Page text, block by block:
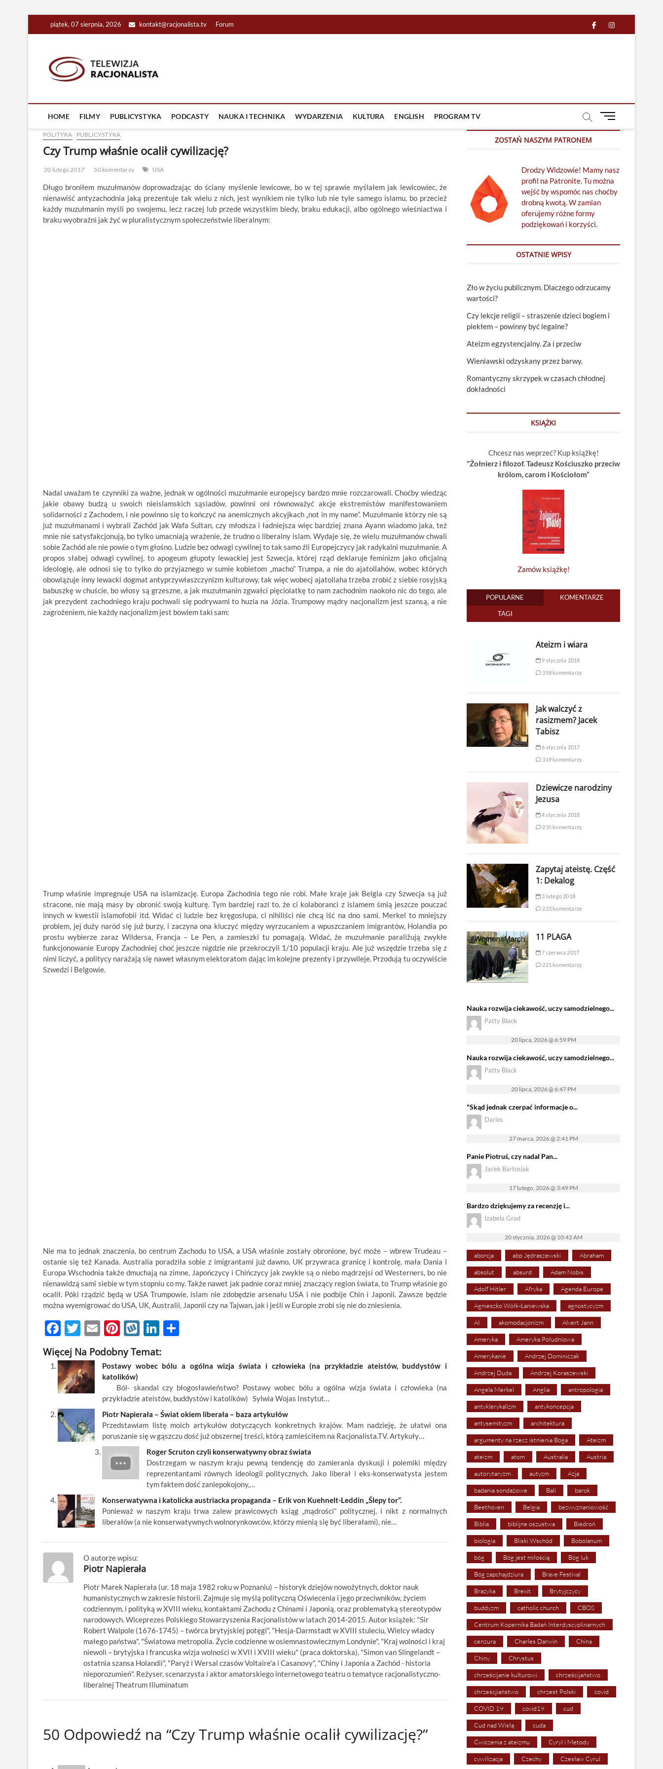
piątek, 07 sierpnia, 2026 kontakt@racjonalista.tv Forum facebook
in
HOME FILMY PUBLICYSTYKA PODCASTY NAUKA I TECHNIKA WYDARZENIA KULTURA ENGLISH PROGRAM TV
M
u
u
t
t
POLITYKA PUBLICYSTYKA
Czy Trump właśnie ocalił cywilizację?
20 lutego 2017 50 komentarzy USA
Długo broniłem muzułmanów doprowadzając do ściany myślenie lewicowe, bo w tej sprawie myślałem jak lewicowiec, że
nienawiść antyzachodnia jaką prezentuje tak wielu z nich, jest wynikiem nie tylko lub nie tyle samego islamu, bo przecież
każdy muzułmanin myśli po swojemu, lecz raczej lub przede wszystkim biedy, braku edukacji, albo ogólnego wieśniactwa i
braku wyobraźni jak żyć w pluralistycznym społeczeństwie liberalnym:
Nadal uważam te czynniki za ważne, jednak w ogólności muzułmanie europejscy bardzo mnie rozczarowali. Choćby wiedząc
jakie obawy budzą u swoich nieislamskich sąsiadów, powinni oni równoważyć akcje ekstremistów manifestowaniem
solidarności z Zachodem, i nie powinno się to kończyć na anemicznych akcyjkach „not in my name”. Muzułmanie którzy nie są
już muzułmanami i wybrali Zachód jak Wafa Sultan, czy młodsza i ładniejsza więc bardziej znana Ayann wiadomo jaka, też
mnie nie satysfakcjonują, bo tylko umacniają wrażenie, że trudno o liberalny islam. Wydaje się, że wielu muzułmanów chwali
sobie Zachód ale nie powie o tym głośno. Ludzie bez odwagi cywilnej to tak samo źli Europejczycy jak radykalni muzułmanie. A
propos słabej odwagi cywilnej, to apogeum głupoty lewackiej jest Szwecja, której rząd deklaruje feminizm jako oficjalną
ideologię, ale odnosi się to tylko do przyjaznego w sumie kobietom „macho” Trumpa, a nie do ajatollahów, wobec których
obowiązuje inny lewacki dogmat antyprzywłaszczynizm kulturowy, tak więc wobecj ajatollaha trzeba zrobić z siebie rosyjską
babuszkę w chuście, bo włosy są grzeszne, a jak muzułmanin zgwałci pięciolatkę to nam zachodnim naokoło nic do tego, ale
jak prezydent zachodniego kraju pochwali się podrywami to huzia na Józia. Trumpowy mądry nacjonalizm jest szansą, a nie
zagrożeniem, nie każdy nacjonalizm jest bowiem taki sam:
Trump właśnie impregnuje USA na islamizację. Europa Zachodnia tego nie robi. Małe kraje jak Belgia czy Szwecja są już
stracone, nie mają masy by obronić swoją kulturę. Tym bardziej razi to, że ci kolaboranci z islamem śmią jeszcze pouczać
innych w kwestii islamofobii itd. Widać ci ludzie bez kręgosłupa, ci nihiliści nie chcą iść na dno sami. Merkel to mniejszy
problem, jej duży naród się już burzy, i zaczyna ona kluczyć między wyrzucaniem a wpuszczaniem imigrantów, Holandia po
prostu wybierze zaraz Wildersa, Francja – Le Pen, a zamieszki tu pomagają. Widać, że muzułmanie paraliżują zwykłe
funkcjonowanie Europy Zachodniej choć jeszcze nigdzie nie przekroczyli 1/10 populacji kraju. Ale już wszędzie trzeba się z
nimi liczyć, a politycy narażają się nawet własnym elektoratom dając im kolejne prezenty i przywileje. Przodują tu oczywiście
Szwedzi i Belgowie.
Nie ma to jednak znaczenia, bo centrum Zachodu to USA, a USA właśnie zostały obronione, być może – wbrew Trudeau –
ostanie się też Kanada. Australia poradziła sobie z imigrantami już dawno, UK przywraca granicę i kontrolę, mała Dania i
Europa Wschodnia także dmuchają na zimne, Japończycy i Chińczycy jak zwykle są o niebo mądrzejsi od Westerners, bo nie
nienawidzą sami siebie w tym stopniu co my. Także nawet jak padnie coraz mniej znaczący region świata, to Trump właśnie go
ocalił. Póki rządzić będą w USA Trumpowie, islam nie zdobędzie arsenału USA i nie podbije Chin i Japonii. Zawsze będzie
można wyemigrować do USA, UK, Australii, Japonii czy na Tajwan, jak i jeśli w Europie zrobi się nie do zniesienia.
F
ac
e
b
o
o
k
T
w
itt
er
E
m
ail
Pi
nt
er
es
t
W
k
p
Li
k
dI
n
ar
Więcej Na Podobny Temat:
Postawy wobec bólu a ogólna wizja świata i człowieka (na przykładzie ateistów, buddystów i
katolików)
Ból- skandal czy błogosławieństwo? Postawy wobec bólu a ogólna wizja świata i człowieka (na
przykładzie ateistów, buddystów i katolików) Sylwia Wojas Instytut…
Piotr Napierała – Świat okiem liberała – baza artykułów
Przedstawiam listę moich artykułów dotyczących konkretnych krajów. Mam nadzieję, że ułatwi ona
poruszanie się w gąszczu dość już obszernej treści, którą zamieściłem na Racjonalista.TV. Artykuły…
Roger Scruton czyli konserwatywny obraz świata
Dostrzegam w naszym kraju pewną tendencję do zamierania dyskusji i polemiki między
reprezentantami równych ideologii politycznych. Jako liberał i eks-konserwatysta jestem
tym faktem dość zaniepokojony,…
Konserwatywna i katolicka austriacka propaganda – Erik von Kuehnelt-Leddin „Ślepy tor”.
Ponieważ w naszym kraju trwa zalew prawicowych ksiąg „mądrości” politycznej, i nikt z normalnych
liberałów (a nie konserwatywnych wolnorynkowców, którzy mienią się być liberałami), nie…
O autorze wpisu:
Piotr Napierała
Piotr Marek Napierała (ur. 18 maja 1982 roku w Poznaniu) – historyk dziejów nowożytnych, doktor nauk
humanistycznych w zakresie historii. Zajmuje się myślą polityczną Oświecenia i jego przeciwników, życiem
codziennym, i polityką w XVIII wieku, kontaktami Zachodu z Chinami i Japonią, oraz problematyką stereotypów
narodowych. Wiceprezes Polskiego Stowarzyszenia Racjonalistów w latach 2014-2015. Autor książek: "Sir
Robert Walpole (1676-1745) – twórca brytyjskiej potęgi", "Hesja-Darmstadt w XVIII stuleciu, Wielcy władcy
małego państwa", "Światowa metropolia. Życie codzienne w osiemnastowiecznym Londynie", "Kraj wolności i kraj
niewoli – brytyjska i francuska wizja wolności w XVII i XVIII wieku" (praca doktorska), "Simon van Slingelandt –
ostatnia szansa Holandii", "Paryż i Wersal czasów Voltaire'a i Casanovy", "Chiny i Japonia a Zachód - historia
nieporozumień". Reżyser, scenarzysta i aktor amatorskiego internetowego teatru o tematyce racjonalistyczno-
liberalnej Theatrum Illuminatum
50 Odpowiedź na “Czy Trump właśnie ocalił cywilizację?”
ZOSTAŃ NASZYM PATRONEM
Drodzy Widzowie! Mamy nasz
profil na Patronite. Tu można
wejść by wspomóc nas choćby
drobną kwotą. W zamian
oferujemy różne formy
podziękowań i korzyści.
OSTATNIE WPISY
Zło w życiu publicznym. Dlaczego odrzucamy
wartości?
Czy lekcje religii – straszenie dzieci bogiem i
piekłem – powinny być legalne?
Ateizm egzystencjalny. Za i przeciw
Wieniawski odzyskany przez barwy.
Romantyczny skrzypek w czasach chłodnej
dokładności
KSIĄŻKI
Chcesz nas weprzeć? Kup książkę!
"Żołnierz i filozof. Tadeusz Kościuszko przeciw
królom, carom i Kościołom”
Zamów książkę!
POPULARNE KOMENTARZE
TAGI
Ateizm i wiara
9 stycznia 2018
358 komentarzy
Jak walczyć z
rasizmem? Jacek
Tabisz
6 stycznia 2017
319 komentarzy
Dziewicze narodziny
Jezusa
4 stycznia 2018
235 komentarzy
Zapytaj ateistę. Część
1: Dekalog
3 lutego 2018
223 komentarze
11 PLAGA
7 czerwca 2017
221 komentarzy
Nauka rozwija ciekawość, uczy samodzielnego...
Patty Black
20 lipca, 2026 @ 6:59 PM
Nauka rozwija ciekawość, uczy samodzielnego...
Patty Black
20 lipca, 2026 @ 6:47 PM
"Skąd jednak czerpać informacje o...
Darios
27 marca, 2026 @ 2:41 PM
Panie Piotruś, czy nadal Pan...
Jacek Bartosiak
17 lutego, 2026 @ 3:49 PM
Bardzo dziękujemy za recenzję i...
Izabela Grad
20 stycznia, 2026 @ 10:42 AM
aborcja abp Jędraszewski Abraham
absolut absurd Adam Nobis
Adolf Hitler Afryka Agenda Europe
Agnieszko Wołk-Łaniewska agnostycyzm
AI akomodacjonizm Alvert Jann
Ameryka Ameryka Południowa
Amerykanie Andrzej Dominiczak
Andrzej Duda Andrzej Koraszewski
Angela Merkel Anglia antropologia
antyklerykalizm antykoncepcja
antysemityzm architektura
argumenty na rzecz istnienia Boga Ateizm
ateizm atom Australia Austria
autorytaryzm autyzm Azja
badania sondażowe Bali barok
Beethoven Belgia bezwyznaniowość
Biblia biblijne oszustwa Biedroń
biologia Bliski Wschód Bobolanum
bóg Bóg jest miłością Bóg luk
Bóg zapchajdziura Brave Festival
Brazylia Brexit Brytyjczycy
buddyzm catholic church CBOS
Centrum Kopernika Badań Interdyscyplinarnych
cenzura Charles Darwin China
Chiny Chrystus
chrześcijanie kulturowi chrześcijaństwo
chrześcjiaństwo chrzest Polski covid
COVID 19 covid19 cud
Cud nad Wisłą cuda
Ćwiczenia z ateizmu Cyryl i Metody
cywilizacja Czechy Czesław Cyrul